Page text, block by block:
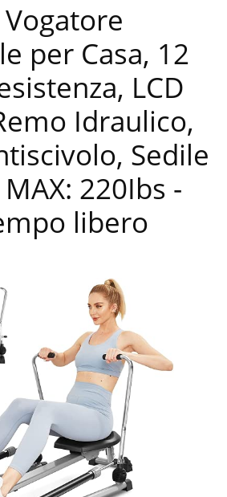
per Casa, 12
LCD
Idraulico,
Sedile
220Ibs -
libero